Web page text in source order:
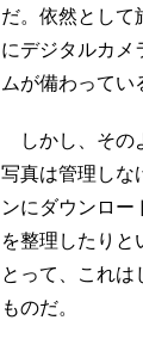
だ。依然として
にデジタルカメ
ムが備わってい
しかし、その
写真は管理しな
ンにダウンロー
を整理したりと
とって、これは
ものだ。